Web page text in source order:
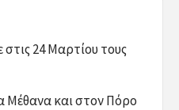
24 Μαρτίου τους
Μέθανα και στον Πόρο